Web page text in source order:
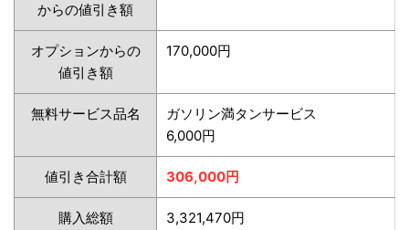
からの値引き額
オプションからの
値引き額
170,000円
無料サービス品名
ガソリン満タンサービス
6,000円
値引き合計額 306,000円
購入総額
3,321,470円